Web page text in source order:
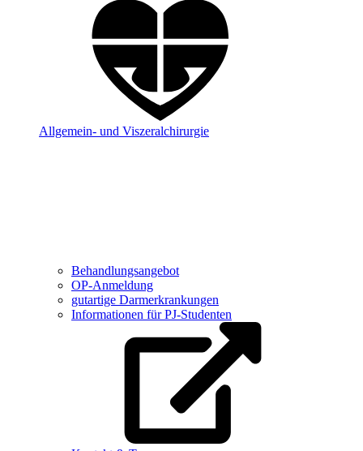
Allgemein- und Viszeralchirurgie
Behandlungsangebot
OP-Anmeldung
gutartige Darmerkrankungen
Informationen für PJ-Studenten